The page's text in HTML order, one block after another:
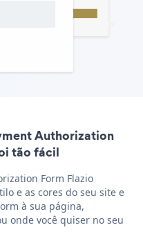
Authorization
tão fácil
Form Flazio
e as cores do seu site e
à sua página,
onde você quiser no seu